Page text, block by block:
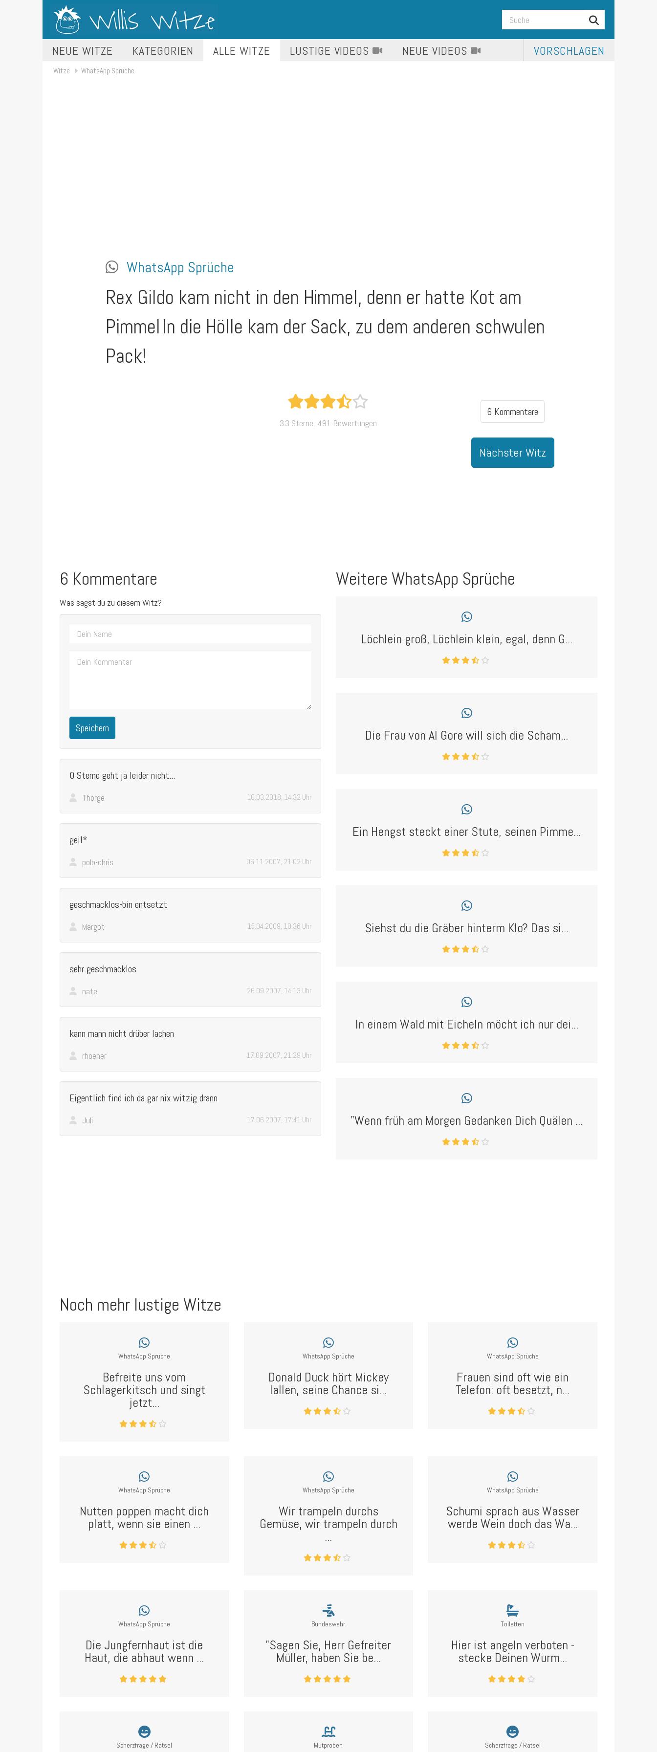
NEUE WITZE KATEGORIEN ALLE WITZE LUSTIGE VIDEOS NEUE VIDEOS VORSCHLAGEN
Witze WhatsApp Sprüche
WhatsApp Sprüche
Rex Gildo kam nicht in den Himmel, denn er hatte Kot am
PimmelIn die Hölle kam der Sack, zu dem anderen schwulen
Pack!
3.3 Sterne, 491 Bewertungen
6 Kommentare
Nächster Witz
6 Kommentare
Was sagst du zu diesem Witz?
Speichern
0 Sterne geht ja leider nicht...
Thorge 10.03.2018, 14:32 Uhr
geil*
polo-chris 06.11.2007, 21:02 Uhr
geschmacklos-bin entsetzt
Margot 15.04.2009, 10:36 Uhr
sehr geschmacklos
nate 26.09.2007, 14:13 Uhr
kann mann nicht drüber lachen
rhoener 17.09.2007, 21:29 Uhr
Eigentlich find ich da gar nix witzig drann
Juli 17.06.2007, 17:41 Uhr
Weitere WhatsApp Sprüche
Löchlein groß, Löchlein klein, egal, denn G...
Die Frau von Al Gore will sich die Scham...
Ein Hengst steckt einer Stute, seinen Pimme...
Siehst du die Gräber hinterm Klo? Das si...
In einem Wald mit Eicheln möcht ich nur dei...
"Wenn früh am Morgen Gedanken Dich Quälen ...
Noch mehr lustige Witze
WhatsApp Sprüche
Befreite uns vom
Schlagerkitsch und singt
jetzt...
WhatsApp Sprüche
Donald Duck hört Mickey
lallen, seine Chance si...
WhatsApp Sprüche
Frauen sind oft wie ein
Telefon: oft besetzt, n...
WhatsApp Sprüche
Nutten poppen macht dich
platt, wenn sie einen ...
WhatsApp Sprüche
Wir trampeln durchs
Gemüse, wir trampeln durch
...
WhatsApp Sprüche
Schumi sprach aus Wasser
werde Wein doch das Wa...
WhatsApp Sprüche
Die Jungfernhaut ist die
Haut, die abhaut wenn ...
Bundeswehr
"Sagen Sie, Herr Gefreiter
Müller, haben Sie be...
Toiletten
Hier ist angeln verboten -
stecke Deinen Wurm...
Scherzfrage / Rätsel Mutproben Scherzfrage / Rätsel